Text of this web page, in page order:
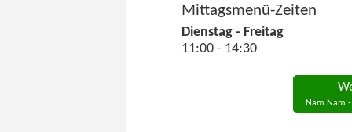
Mittagsmenü-Zeiten
Dienstag - Freitag
11:00 - 14:30
Nam Nam